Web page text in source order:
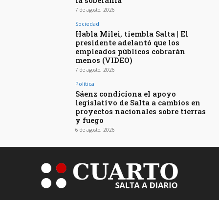
7 de agosto, 2026
Sociedad
Habla Milei, tiembla Salta | El
presidente adelantó que los
empleados públicos cobrarán
menos (VIDEO)
7 de agosto, 2026
Política
Sáenz condiciona el apoyo
legislativo de Salta a cambios en
proyectos nacionales sobre tierras
y fuego
6 de agosto, 2026